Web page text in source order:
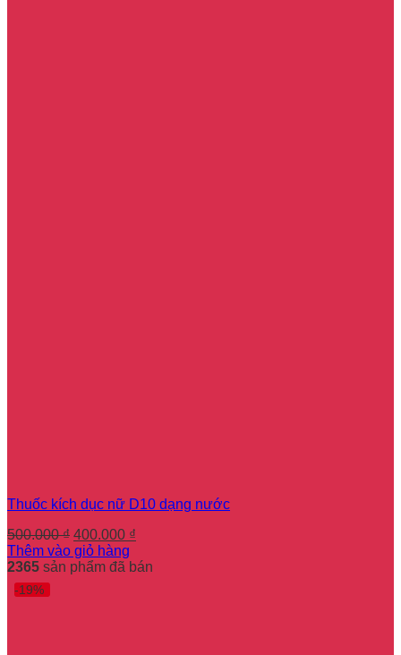
Thuốc kích dục nữ D10 dạng nước
500.000₫ Giá
gốc
là:
400.000 ₫
tại
Thêm vào giỏ hàng
2365 sản phẩm đã bán
-19%